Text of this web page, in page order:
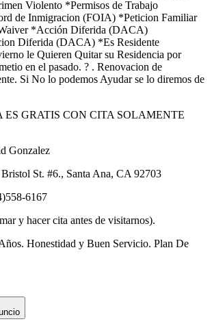
Violento *Permisos de Trabajo
de Inmigracion (FOIA) *Peticion Familiar
*Acción Diferida (DACA)
Diferida (DACA) *Es Residente
le Quieren Quitar su Residencia por
en el pasado. ? . Renovacion de
Si No lo podemos Ayudar se lo diremos de
ES GRATIS CON CITA SOLAMENTE
Gonzalez
St. #6., Santa Ana, CA 92703
6167
y hacer cita antes de visitarnos).
Honestidad y Buen Servicio. Plan De